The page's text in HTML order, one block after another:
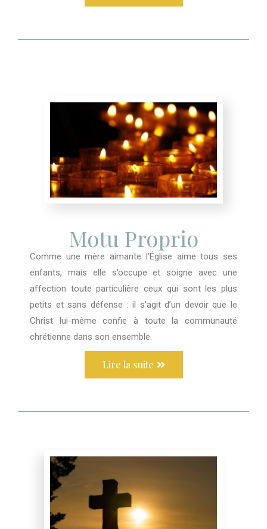
Motu Proprio
Comme une mère aimante l’Église aime tous ses
enfants, mais elle s’occupe et soigne avec une
affection toute particulière ceux qui sont les plus
petits et sans défense : il s’agit d’un devoir que le
Christ lui-même confie à toute la communauté
chrétienne dans son ensemble.
Lire la suite